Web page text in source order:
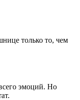
только то, чем
эмоций. Но